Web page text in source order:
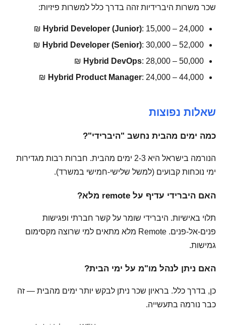
שכר משרות היברידיות זהה בדרך כלל למשרות פיזיות:
Hybrid Developer (Junior): 15,000 – 24,000 ₪
Hybrid Developer (Senior): 30,000 – 52,000 ₪
Hybrid DevOps: 28,000 – 50,000 ₪
Hybrid Product Manager: 24,000 – 44,000 ₪
שאלות נפוצות
כמה ימים מהבית נחשב "היברידי"?
הנורמה בישראל היא 2-3 ימים מהבית. חברות רבות מגדירות
ימי נוכחות קבועים (למשל שלישי-חמישי במשרד).
האם היברידי עדיף על remote מלא?
תלוי באישיות. היברידי שומר על קשר חברתי ופגישות
פנים-אל-פנים. Remote מלא מתאים למי שרוצה מקסימום
גמישות.
האם ניתן לנהל מו"מ על ימי הבית?
כן, בדרך כלל. בראיון שכר ניתן לבקש יותר ימים מהבית — זה
כבר נורמה בתעשייה.